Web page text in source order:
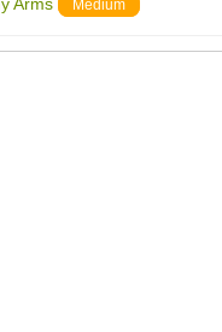
Medium